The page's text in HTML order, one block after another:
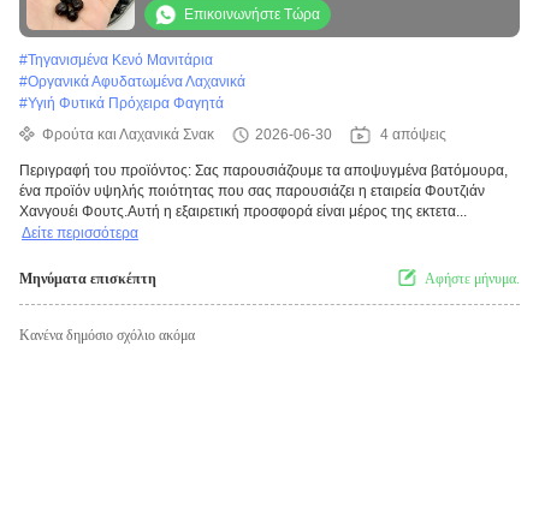
φρούτων σχεδιασμένο για χονδρική αγορά
και βιομηχανία τροφίμων
Επικοινωνήστε Τώρα
#Τηγανισμένα Κενό Μανιτάρια
#Οργανικά Αφυδατωμένα Λαχανικά
#Υγιή Φυτικά Πρόχειρα Φαγητά
Φρούτα και Λαχανικά Σνακ
2026-06-30 4 απόψεις
Περιγραφή του προϊόντος: Σας παρουσιάζουμε τα αποψυγμένα βατόμουρα,
ένα προϊόν υψηλής ποιότητας που σας παρουσιάζει η εταιρεία Φουτζιάν
Χανγουέι Φουτς.Αυτή η εξαιρετική προσφορά είναι μέρος της εκτετα...
Δείτε περισσότερα
Μηνύματα επισκέπτη Αφήστε μήνυμα.
Κανένα δημόσιο σχόλιο ακόμα